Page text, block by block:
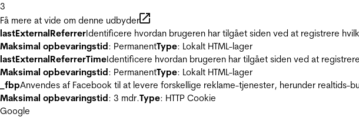
3
Få mere at vide om denne udbyder
lastExternalReferrerIdentificere hvordan brugeren har tilgået siden ved at registrere
Maksimal opbevaringstid: PermanentType: Lokalt HTML-lager
lastExternalReferrerTimeIdentificere hvordan brugeren har tilgået siden ved at
Maksimal opbevaringstid: PermanentType: Lokalt HTML-lager
_fbpAnvendes af Facebook til at levere forskellige reklame-tjenester, herunder realtids-
Maksimal opbevaringstid: 3 mdr.Type: HTTP Cookie
Google